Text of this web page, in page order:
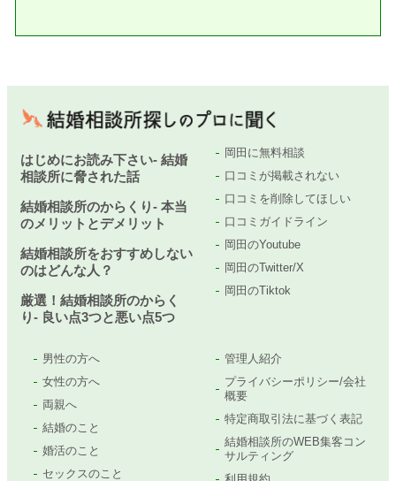
はじめにお読み下さい- 結婚
相談所に脅された話
結婚相談所のからくり- 本当
のメリットとデメリット
結婚相談所をおすすめしない
のはどんな人？
厳選！結婚相談所のからく
り- 良い点3つと悪い点5つ
岡田に無料相談
口コミが掲載されない
口コミを削除してほしい
口コミガイドライン
岡田のYoutube
岡田のTwitter/X
岡田のTiktok
男性の方へ
女性の方へ
両親へ
結婚のこと
婚活のこと
セックスのこと
管理人紹介
プライバシーポリシー/会社
概要
特定商取引法に基づく表記
結婚相談所のWEB集客コン
サルティング